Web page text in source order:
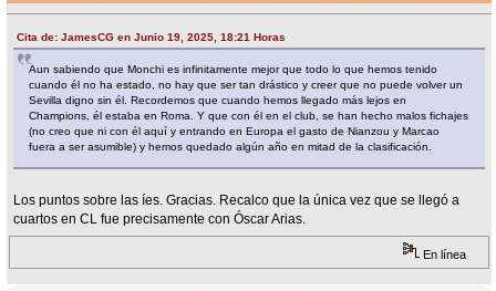
Cita de: JamesCG en Junio 19, 2025, 18:21 Horas
Aun sabiendo que Monchi es infinitamente mejor que todo lo que hemos tenido
cuando él no ha estado, no hay que ser tan drástico y creer que no puede volver un
Sevilla digno sin él. Recordemos que cuando hemos llegado más lejos en
Champions, él estaba en Roma. Y que con él en el club, se han hecho malos fichajes
(no creo que ni con él aquí y entrando en Europa el gasto de Nianzou y Marcao
fuera a ser asumible) y hemos quedado algún año en mitad de la clasificación.
Los puntos sobre las íes. Gracias. Recalco que la única vez que se llegó a
cuartos en CL fue precisamente con Óscar Arias.
En línea